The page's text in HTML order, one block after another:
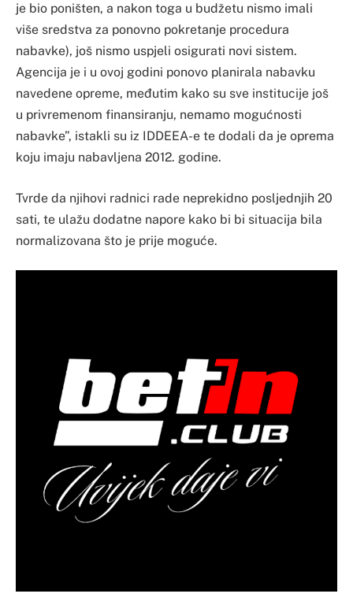
je bio poništen, a nakon toga u budžetu nismo imali
više sredstva za ponovno pokretanje procedura
nabavke), još nismo uspjeli osigurati novi sistem.
Agencija je i u ovoj godini ponovo planirala nabavku
navedene opreme, međutim kako su sve institucije još
u privremenom finansiranju, nemamo mogućnosti
nabavke”, istakli su iz IDDEEA-e te dodali da je oprema
koju imaju nabavljena 2012. godine.
Tvrde da njihovi radnici rade neprekidno posljednjih 20
sati, te ulažu dodatne napore kako bi bi situacija bila
normalizovana što je prije moguće.